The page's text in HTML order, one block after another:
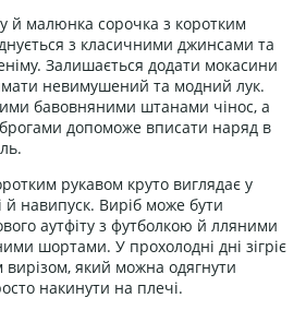
й малюнка сорочка з коротким
з класичними джинсами та
Залишається додати мокасини
невимушений та модний лук.
бавовняними штанами чінос, а
допоможе вписати наряд в
рукавом круто виглядає у
й навипуск. Виріб може бути
аутфіту з футболкою й лляними
шортами. У прохолодні дні зігріє
який можна одягнути
накинути на плечі.